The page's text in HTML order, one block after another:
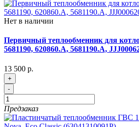
Нет в наличии
Первичный теплообменник для
5681190, 620860.A, 5681190.A,
13 500 р.
+
-
Предзаказ